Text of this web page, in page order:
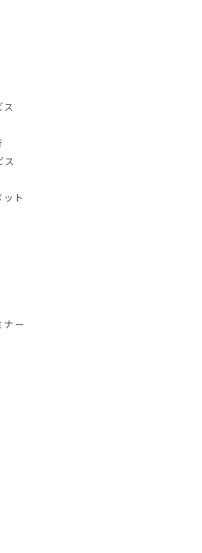
ト
ナー